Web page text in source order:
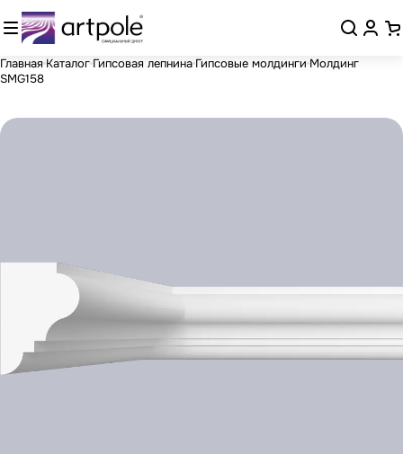
Главная Каталог Гипсовая лепнина Гипсовые молдинги Молдинг
SMG158